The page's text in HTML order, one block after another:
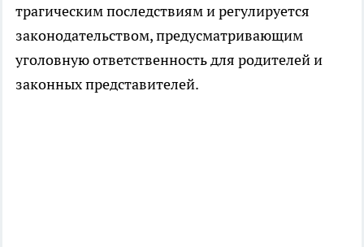
трагическим последствиям и регулируется
законодательством, предусматривающим
уголовную ответственность для родителей и
законных представителей.